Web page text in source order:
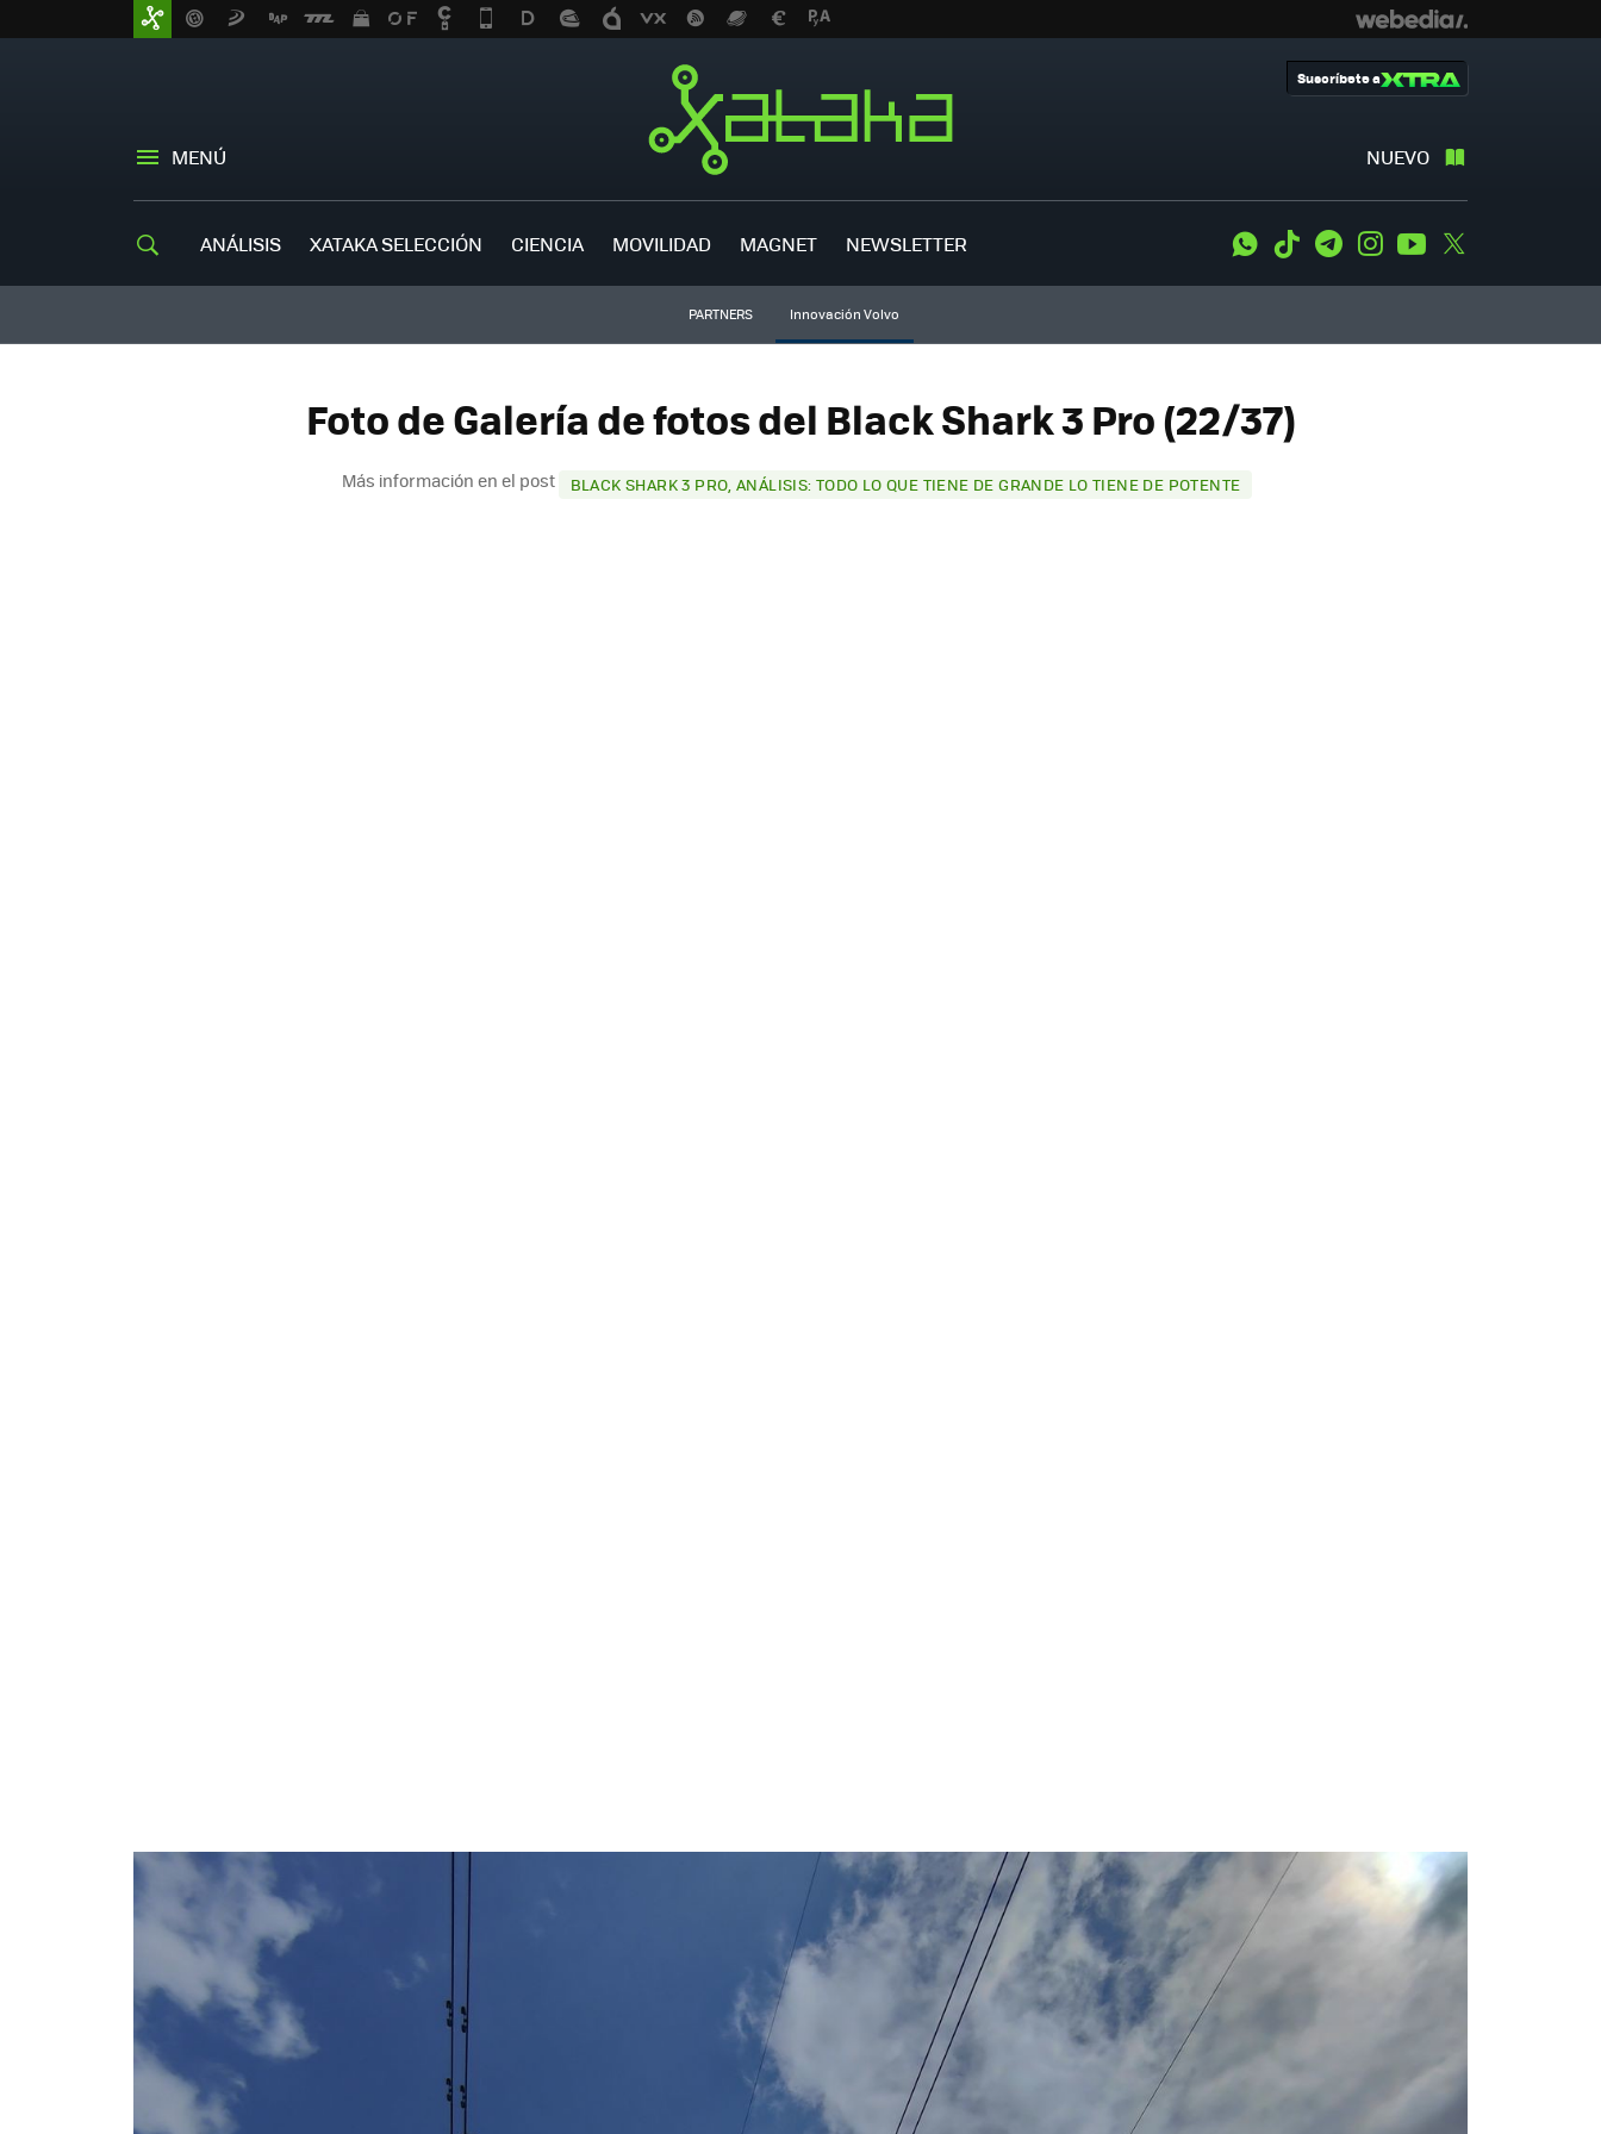
MENÚ NUEVO
Suscríbete a
ANÁLISIS XATAKA SELECCIÓN CIENCIA MOVILIDAD MAGNET NEWSLETTER WhatsApp
Tiktok TelegramInstagramYoutube
PARTNERS Innovación Volvo
Foto de Galería de fotos del Black Shark 3 Pro (22/37)
Más información en el post BLACK SHARK 3 PRO, ANÁLISIS: TODO LO QUE TIENE DE GRANDE LO TIENE DE POTENTE